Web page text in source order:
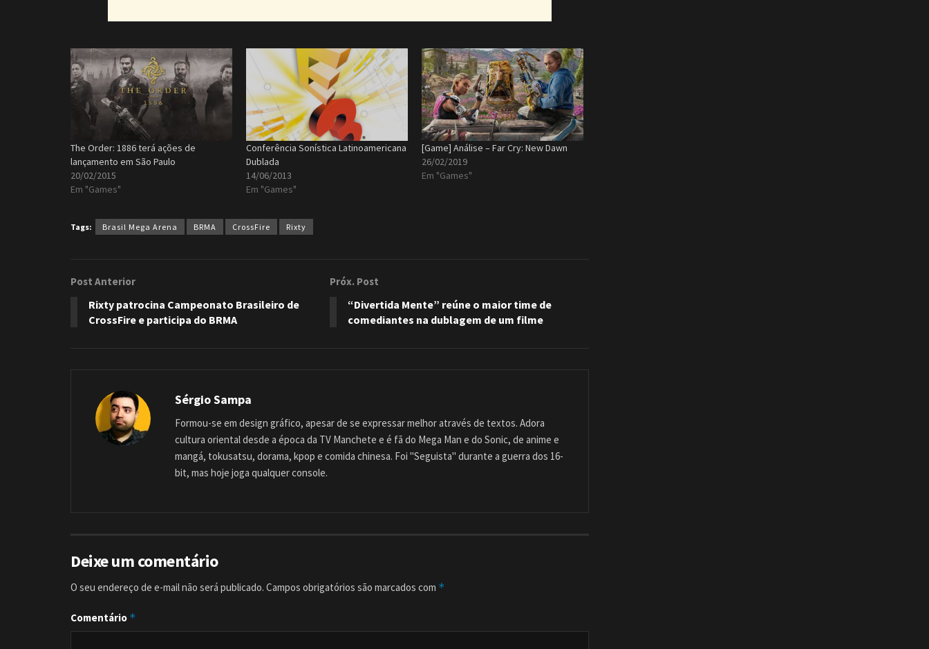
The Order: 1886 terá ações de
lançamento em São Paulo
20/02/2015
Em "Games"
Conferência Sonística Latinoamericana
Dublada
14/06/2013
Em "Games"
[Game] Análise – Far Cry: New Dawn
26/02/2019
Em "Games"
Tags: Brasil Mega Arena BRMA CrossFire Rixty
Post Anterior
Rixty patrocina Campeonato Brasileiro de
CrossFire e participa do BRMA
Próx. Post
“Divertida Mente” reúne o maior time de
comediantes na dublagem de um filme
Sérgio Sampa
Formou-se em design gráfico, apesar de se expressar melhor através de textos. Adora
cultura oriental desde a época da TV Manchete e é fã do Mega Man e do Sonic, de anime e
mangá, tokusatsu, dorama, kpop e comida chinesa. Foi "Seguista" durante a guerra dos 16-
bit, mas hoje joga qualquer console.
Deixe um comentário
O seu endereço de e-mail não será publicado. Campos obrigatórios são marcados com *
Comentário *